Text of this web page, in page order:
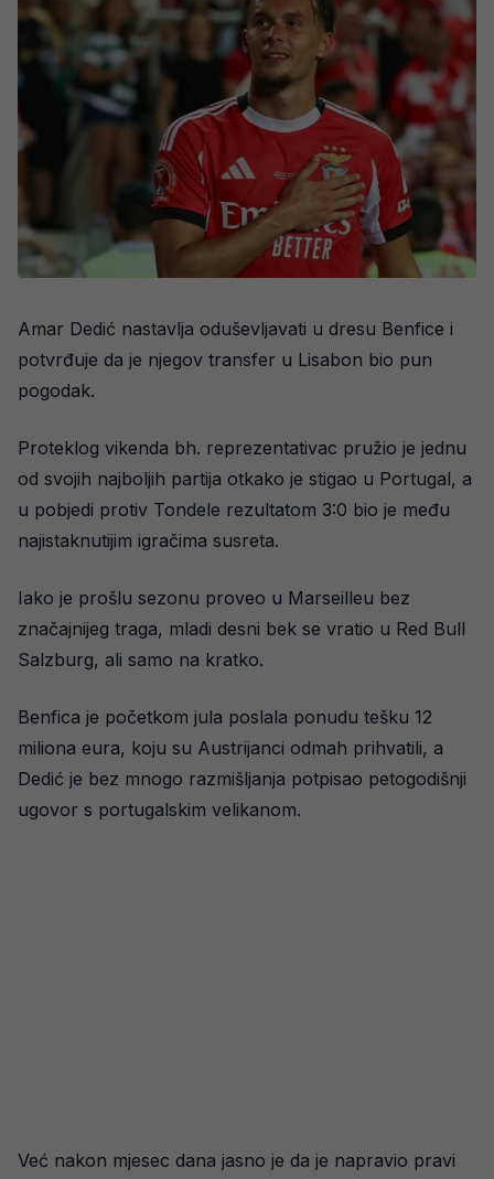
Amar Dedić nastavlja oduševljavati u dresu Benfice i
potvrđuje da je njegov transfer u Lisabon bio pun
pogodak.
Proteklog vikenda bh. reprezentativac pružio je jednu
od svojih najboljih partija otkako je stigao u Portugal, a
u pobjedi protiv Tondele rezultatom 3:0 bio je među
najistaknutijim igračima susreta.
Iako je prošlu sezonu proveo u Marseilleu bez
značajnijeg traga, mladi desni bek se vratio u Red Bull
Salzburg, ali samo na kratko.
Benfica je početkom jula poslala ponudu tešku 12
miliona eura, koju su Austrijanci odmah prihvatili, a
Dedić je bez mnogo razmišljanja potpisao petogodišnji
ugovor s portugalskim velikanom.
Već nakon mjesec dana jasno je da je napravio pravi